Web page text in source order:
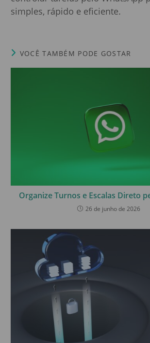
simples, rápido e eficiente.
VOCÊ TAMBÉM PODE GOSTAR
Organize Turnos e Escalas Direto
26 de junho de 2026